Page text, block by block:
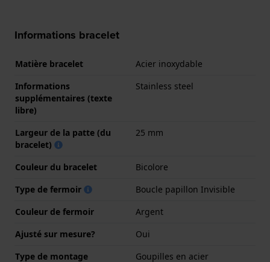
Informations bracelet
Matière bracelet
Acier inoxydable
Informations
supplémentaires (texte
libre)
Stainless steel
Largeur de la patte (du
bracelet)
25 mm
Couleur du bracelet
Bicolore
Type de fermoir
Boucle papillon Invisible
Couleur de fermoir
Argent
Ajusté sur mesure?
Oui
Type de montage
Goupilles en acier